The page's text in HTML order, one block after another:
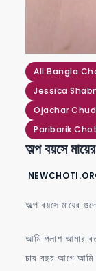
All Bangla
Jessica
Ojachar
Paribarik
অল্প বয়সে
অল্প বয়সে মায়ের
আমি পলাশ আমার
চার বছর আগে আমি